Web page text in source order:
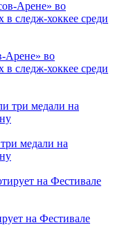
Арене» во
следж-хоккее среди
медали на
на Фестивале